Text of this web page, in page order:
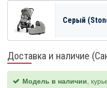
Серый
Доставка и наличие
Модель в наличии ,